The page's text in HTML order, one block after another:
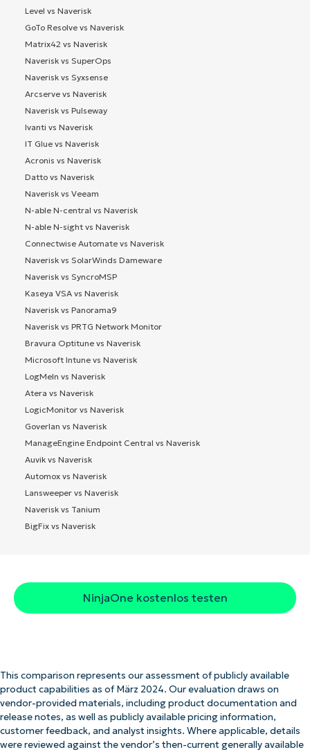
Level vs Naverisk
GoTo Resolve vs Naverisk
Matrix42 vs Naverisk
Naverisk vs SuperOps
Naverisk vs Syxsense
Arcserve vs Naverisk
Naverisk vs Pulseway
Ivanti vs Naverisk
IT Glue vs Naverisk
Acronis vs Naverisk
Datto vs Naverisk
Naverisk vs Veeam
N-able N-central vs Naverisk
N-able N-sight vs Naverisk
Connectwise Automate vs Naverisk
Naverisk vs SolarWinds Dameware
Naverisk vs SyncroMSP
Kaseya VSA vs Naverisk
Naverisk vs Panorama9
Naverisk vs PRTG Network Monitor
Bravura Optitune vs Naverisk
Microsoft Intune vs Naverisk
LogMeIn vs Naverisk
Atera vs Naverisk
LogicMonitor vs Naverisk
Goverlan vs Naverisk
ManageEngine Endpoint Central vs Naverisk
Auvik vs Naverisk
Automox vs Naverisk
Lansweeper vs Naverisk
Naverisk vs Tanium
BigFix vs Naverisk
NinjaOne kostenlos testen
This comparison represents our assessment of publicly available
product capabilities as of März 2024. Our evaluation draws on
vendor-provided materials, including product documentation and
release notes, as well as publicly available pricing information,
customer feedback, and analyst insights. Where applicable, details
were reviewed against the vendor’s then-current generally available